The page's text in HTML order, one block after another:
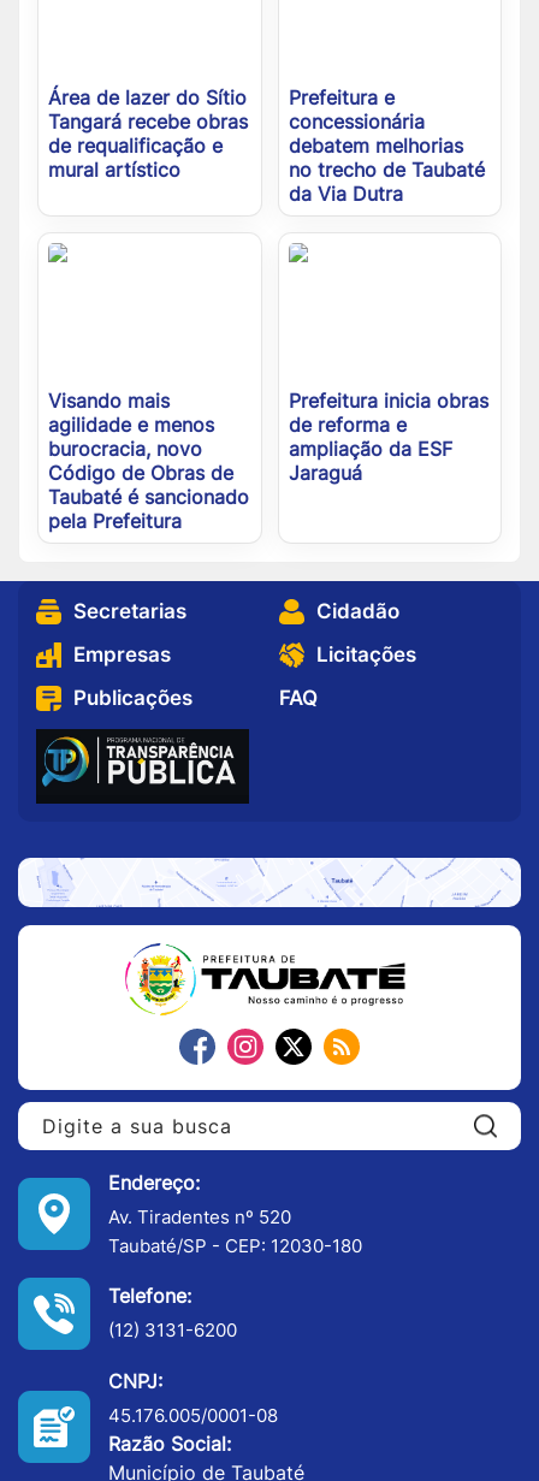
Área de lazer do Sítio
Tangará recebe obras
de requalificação e
mural artístico
Prefeitura e
concessionária
debatem melhorias
no trecho de Taubaté
da Via Dutra
Visando mais
agilidade e menos
burocracia, novo
Código de Obras de
Taubaté é sancionado
pela Prefeitura
Prefeitura inicia obras
de reforma e
ampliação da ESF
Jaraguá
Secretarias
Cidadão
Empresas
Licitações
Publicações
FAQ
Endereço:
Av. Tiradentes nº 520
Taubaté/SP - CEP: 12030-180
Telefone:
(12) 3131-6200
CNPJ:
45.176.005/0001-08
Razão Social:
Município de Taubaté